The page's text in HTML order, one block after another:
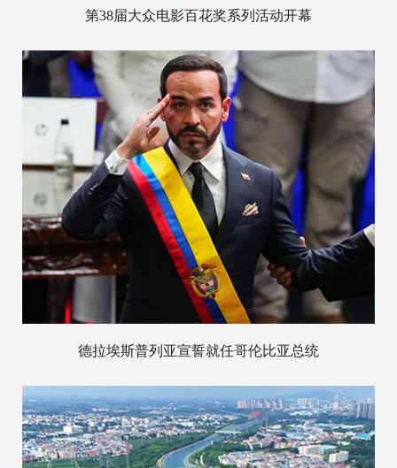
第38届大众电影百花奖系列活动开幕
德拉埃斯普列亚宣誓就任哥伦比亚总统